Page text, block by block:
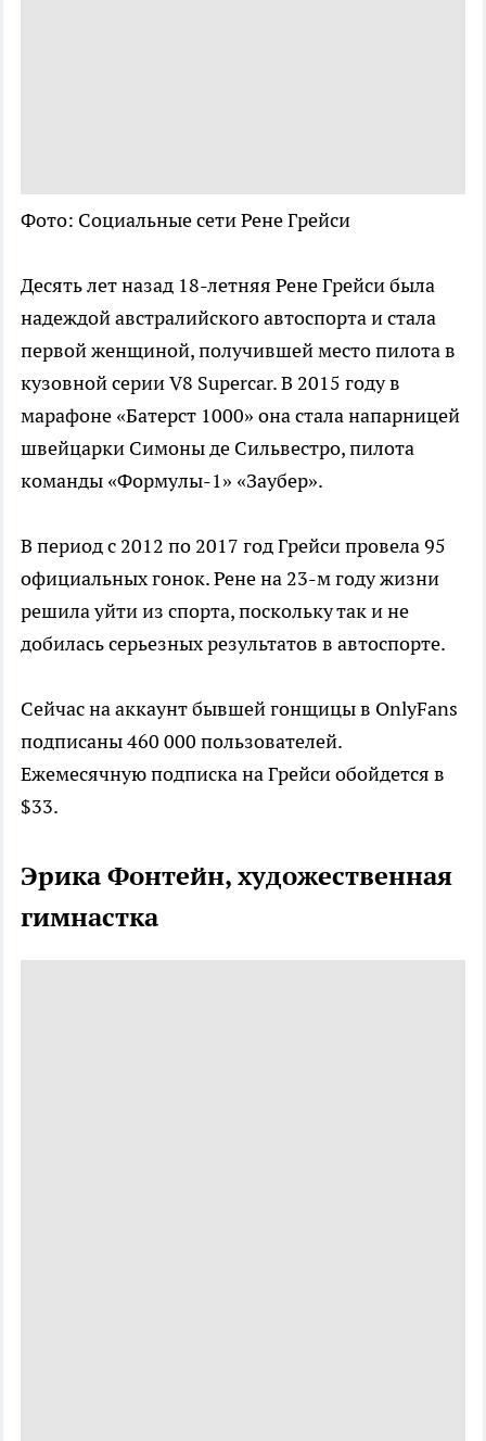
Фото: Социальные сети Рене Грейси
Десять лет назад 18-летняя Рене Грейси была
надеждой австралийского автоспорта и стала
первой женщиной, получившей место пилота в
кузовной серии V8 Supercar. В 2015 году в
марафоне «Батерст 1000» она стала напарницей
швейцарки Симоны де Сильвестро, пилота
команды «Формулы-1» «Заубер».
В период с 2012 по 2017 год Грейси провела 95
официальных гонок. Рене на 23-м году жизни
решила уйти из спорта, поскольку так и не
добилась серьезных результатов в автоспорте.
Сейчас на аккаунт бывшей гонщицы в OnlyFans
подписаны 460 000 пользователей.
Ежемесячную подписка на Грейси обойдется в
$33.
Эрика Фонтейн, художественная
гимнастка